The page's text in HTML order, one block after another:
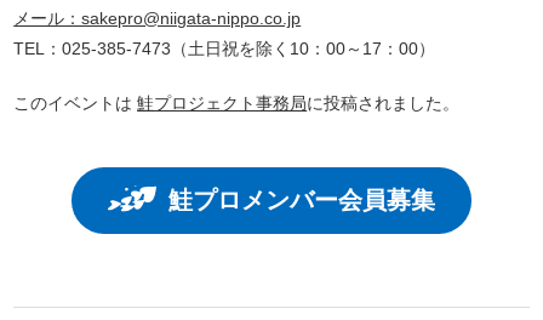
メール：sakepro@niigata-nippo.co.jp
TEL：025-385-7473（土日祝を除く10：00～17：00）
このイベントは鮭プロジェクト事務局に投稿されました。
鮭プロメンバー会員募集